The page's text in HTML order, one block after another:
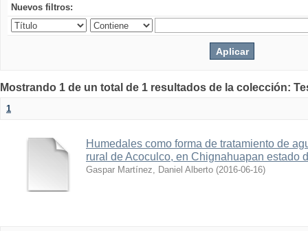
Nuevos filtros:
Mostrando 1 de un total de 1 resultados de la colección:
1
Humedales como forma de tratamiento de
rural de Acoculco, en Chignahuapan estado
Gaspar Martínez, Daniel Alberto (2016-06-16)